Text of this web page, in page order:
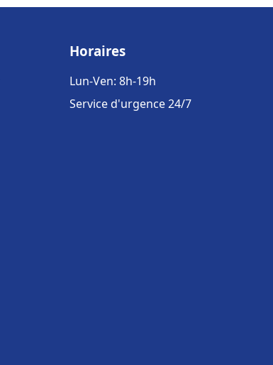
Horaires
Lun-Ven: 8h-19h
Service d'urgence 24/7